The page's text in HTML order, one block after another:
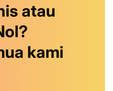
atau
kami